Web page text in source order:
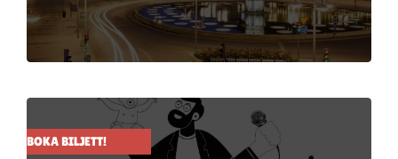
Perfekt för en dejt eller en kväll
med vänner! Sergel StandUp är
både den perfekta förfesten och
ladda batterierna. Showen
håller på i ungefär två timmar
med en paus i mitten på 15
BOKA BILJETT!